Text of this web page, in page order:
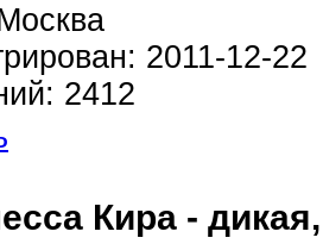
2011-12-22
2412
Кира -